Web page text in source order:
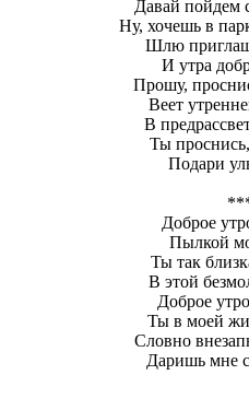
Давай пойдем
Ну, хочешь в
Шлю
И утра
Прошу,
Веет
В
Ты
Подари
Доброе
Пылкой
Ты так
В этой
Доброе
Ты в моей
Словно
Даришь мне